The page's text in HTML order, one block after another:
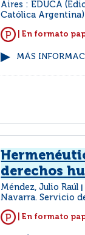
Aires : EDUCA
Católica Argentina)
| En formato
MÁS
derechos
Méndez, Julio Raúl
Navarra. Servicio
| En formato